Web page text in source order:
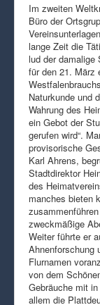
Im zweiten
Büro der
lange Zeit die
lud der damalige
für den 21. März
Naturkunde und
Wahrung des
ein Gebot der
gerufen wird“.
provisorische
Karl Ahrens,
Stadtdirektor
des
manches bieten
zweckmäßige
Weiter führte er
Ahnenforschung
Flurnamen
von dem
Gebräuche mit
allem die